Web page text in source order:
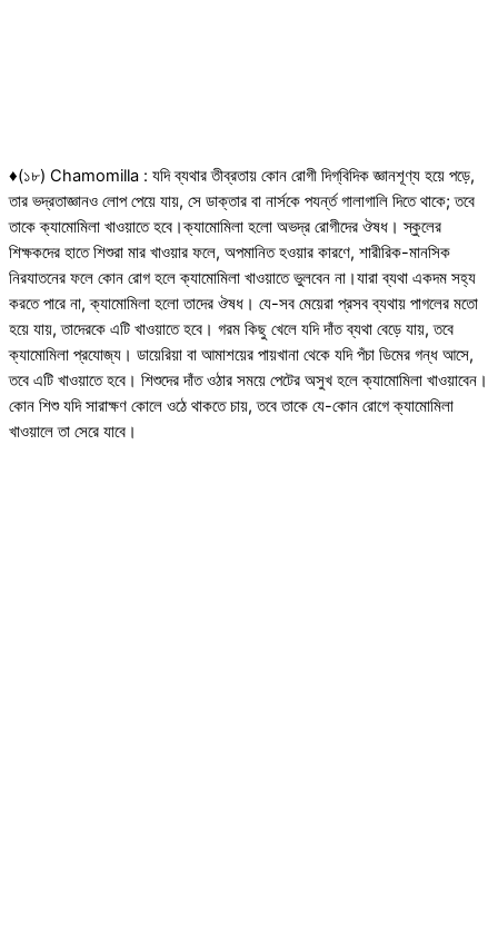
♦(১৮) Chamomilla : যদি ব্যথার তীব্রতায় কোন রোগী দিগ্‌বিদিক জ্ঞানশূণ্য হয়ে পড়ে,
তার ভদ্রতাজ্ঞানও লোপ পেয়ে যায়, সে ডাক্তার বা নার্সকে পযর্ন্ত গালাগালি দিতে থাকে; তবে
তাকে ক্যামোমিলা খাওয়াতে হবে।ক্যামোমিলা হলো অভদ্র রোগীদের ঔষধ। স্কুলের
শিক্ষকদের হাতে শিশুরা মার খাওয়ার ফলে, অপমানিত হওয়ার কারণে, শারীরিক-মানসিক
নিরযাতনের ফলে কোন রোগ হলে ক্যামোমিলা খাওয়াতে ভুলবেন না।যারা ব্যথা একদম সহ্য
করতে পারে না, ক্যামোমিলা হলো তাদের ঔষধ। যে-সব মেয়েরা প্রসব ব্যথায় পাগলের মতো
হয়ে যায়, তাদেরকে এটি খাওয়াতে হবে। গরম কিছু খেলে যদি দাঁত ব্যথা বেড়ে যায়, তবে
ক্যামোমিলা প্রযোজ্য। ডায়েরিয়া বা আমাশয়ের পায়খানা থেকে যদি পঁচা ডিমের গন্ধ আসে,
তবে এটি খাওয়াতে হবে। শিশুদের দাঁত ওঠার সময়ে পেটের অসুখ হলে ক্যামোমিলা খাওয়াবেন।
কোন শিশু যদি সারাক্ষণ কোলে ওঠে থাকতে চায়, তবে তাকে যে-কোন রোগে ক্যামোমিলা
খাওয়ালে তা সেরে যাবে।